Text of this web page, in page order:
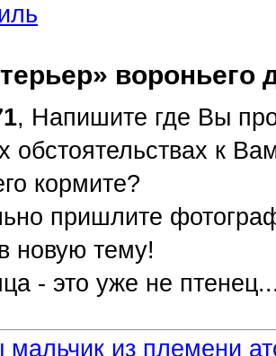
вороньего
, Напишите где Вы
обстоятельствах к
кормите?
пришлите
новую тему!
- это уже не
из племени